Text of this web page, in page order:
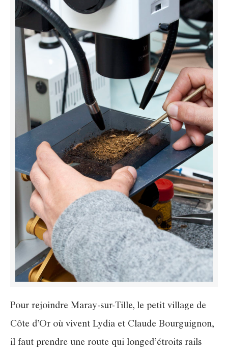
Pour rejoindre Maray-sur-Tille, le petit village de
Côte d’Or où vivent Lydia et Claude Bourguignon,
il faut prendre une route qui longed’étroits rails